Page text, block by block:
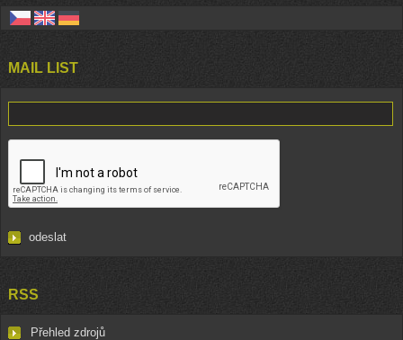
MAIL LIST
RSS
Přehled zdrojů